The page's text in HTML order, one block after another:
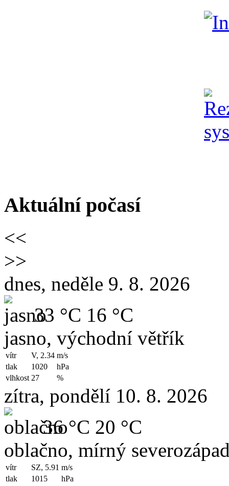
Aktuální počasí
<<
>>
dnes, neděle 9. 8. 2026
33 °C 16 °C
jasno, východní větřík
vítr V, 2.34 m/s
tlak
1020
hPa
vlhkost 27 %
zítra, pondělí 10. 8. 2026
36 °C 20 °C
oblačno, mírný
vítr SZ, 5.91 m/s
tlak
1015
hPa